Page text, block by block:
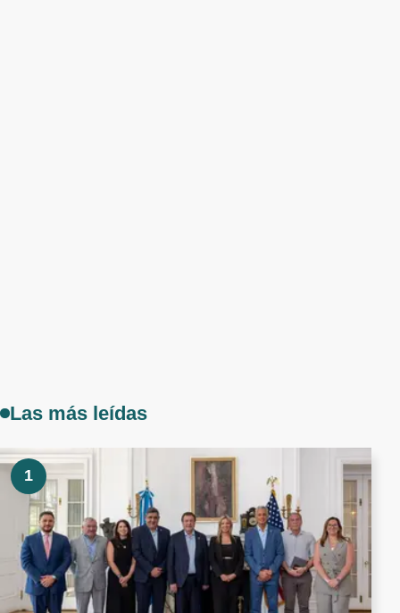
Las más leídas
1